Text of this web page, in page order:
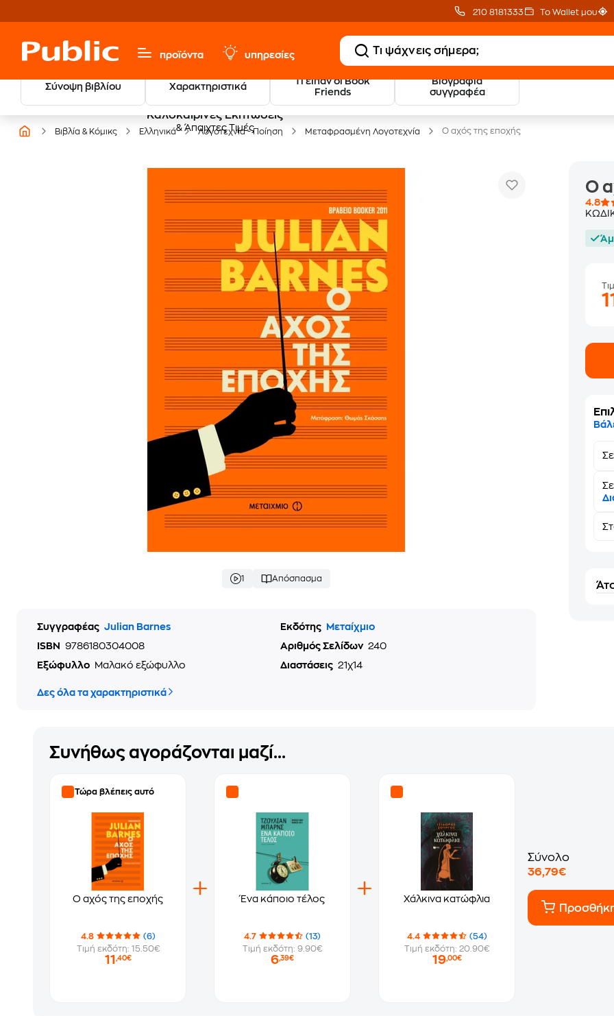
210 8181333 Το Wallet μου
προϊόντα υπηρεσίες
Σύνοψη βιβλίου Χαρακτηριστικά
Τι είπαν οι Book
Friends
Βιογραφία
συγγραφέα
Καλοκαιρινές Εκπτώσεις
& Άπαιχτες Τιμές
20 € Public επιστροφή
με Snappi με Public+ Delivery
Βιβλία & Κόμικς Ελληνικά Λογοτεχνία - Ποίηση Μεταφρασμένη Λογοτεχνία Ο αχός της εποχής
1 Απόσπασμα
Συγγραφέας Julian Barnes Εκδότης
Μεταίχμιο
ISBN
9786180304008 Αριθμός Σελίδων 240
Εξώφυλλο
Μαλακό εξώφυλλο Διαστάσεις 21χ14
Δες όλα τα χαρακτηριστικά
Ο
4.8
Συνήθως αγοράζονται μαζί...
Τώρα βλέπεις αυτό
Ο αχός της εποχής
4.8
(6)
Τιμή εκδότη: 15.50€
11 ,40€
Ένα κάποιο τέλος
4.7
(13)
Τιμή εκδότη: 9.90€
6,39€
Χάλκινα κατώφλια
4.4
(54)
Τιμή εκδότη: 20.90€
19,00€
Σύνολο
36,79€